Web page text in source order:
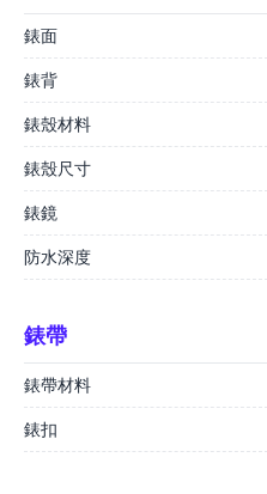
錶面
錶背
錶殼材料
錶殼尺寸
錶鏡
防水深度
錶帶
錶帶材料
錶扣